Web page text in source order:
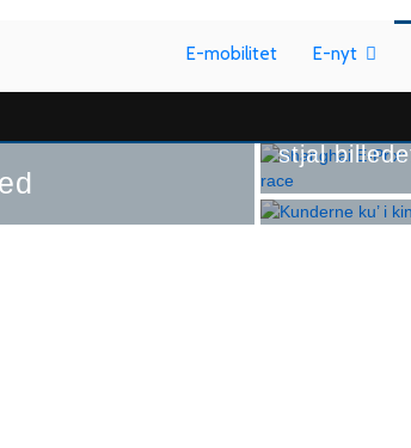
E-mobilitet E-nyt
stjal
Formel E
Kunderne